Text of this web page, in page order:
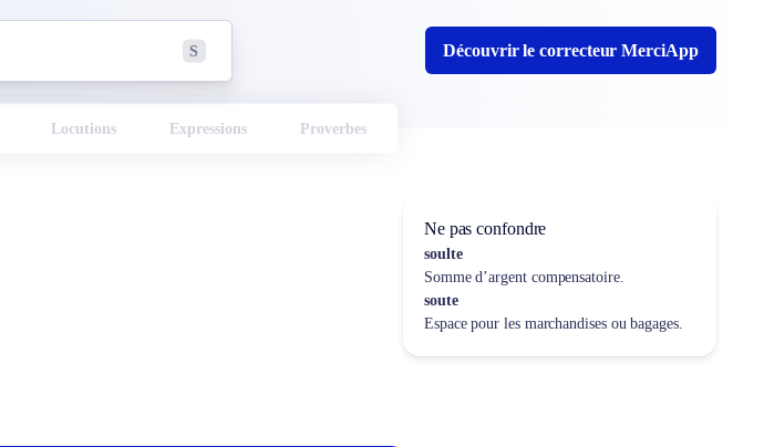
S Découvrir le correcteur MerciApp
Locutions Expressions Proverbes
Ne pas confondre
soulte
Somme d’argent compensatoire.
soute
Espace pour les marchandises ou bagages.